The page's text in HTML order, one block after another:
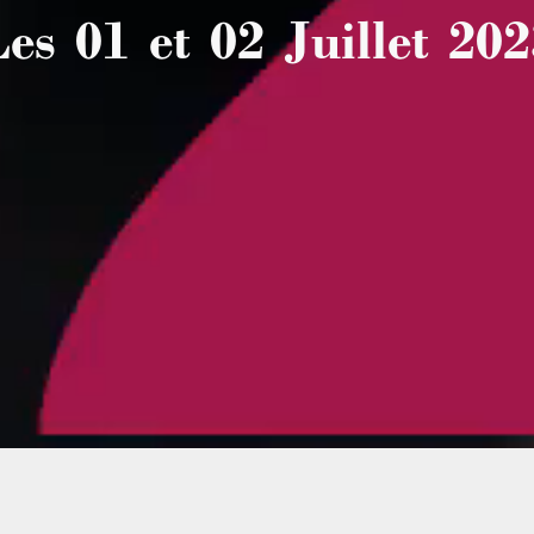
01 et 02 Juillet